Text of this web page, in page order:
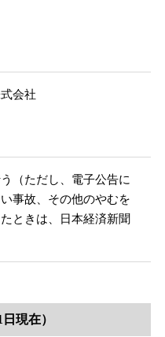
会社
（ただし、電子公告に
事故、その他のやむを
ときは、日本経済新聞
現在）